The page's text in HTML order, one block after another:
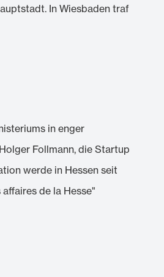
In Wiesbaden traf
in enger
Follmann, die Startup
werde in Hessen seit
de la Hesse"